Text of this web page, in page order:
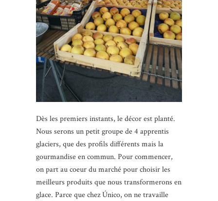
Dès les premiers instants, le décor est planté.
Nous serons un petit groupe de 4 apprentis
glaciers, que des profils différents mais la
gourmandise en commun. Pour commencer,
on part au coeur du marché pour choisir les
meilleurs produits que nous transformerons en
glace. Parce que chez Único, on ne travaille